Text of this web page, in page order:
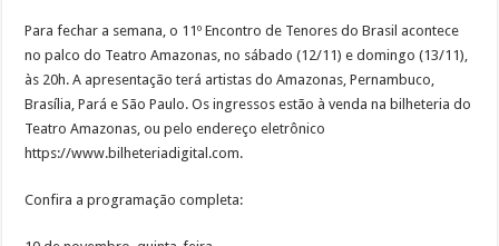
Para fechar a semana, o 11º Encontro de Tenores do Brasil acontece
no palco do Teatro Amazonas, no sábado (12/11) e domingo (13/11),
às 20h. A apresentação terá artistas do Amazonas, Pernambuco,
Brasília, Pará e São Paulo. Os ingressos estão à venda na bilheteria do
Teatro Amazonas, ou pelo endereço eletrônico
https://www.bilheteriadigital.com.
Confira a programação completa: